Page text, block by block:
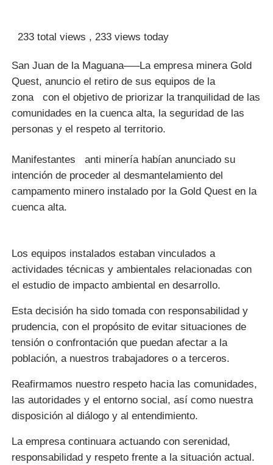
233 total views , 233 views today
San Juan de la Maguana—–La empresa minera Gold
Quest, anuncio el retiro de sus equipos de la
zona con el objetivo de priorizar la tranquilidad de las
comunidades en la cuenca alta, la seguridad de las
personas y el respeto al territorio.
Manifestantes anti minería habían anunciado su
intención de proceder al desmantelamiento del
campamento minero instalado por la Gold Quest en la
cuenca alta.
Los equipos instalados estaban vinculados a
actividades técnicas y ambientales relacionadas con
el estudio de impacto ambiental en desarrollo.
Esta decisión ha sido tomada con responsabilidad y
prudencia, con el propósito de evitar situaciones de
tensión o confrontación que puedan afectar a la
población, a nuestros trabajadores o a terceros.
Reafirmamos nuestro respeto hacia las comunidades,
las autoridades y el entorno social, así como nuestra
disposición al diálogo y al entendimiento.
La empresa continuara actuando con serenidad,
responsabilidad y respeto frente a la situación actual.